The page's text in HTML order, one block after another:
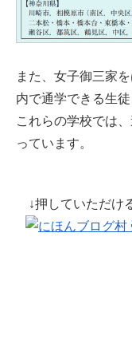
また、女子御三家
内で通学できる生
これらの学校では
っています。
↓押していただけ